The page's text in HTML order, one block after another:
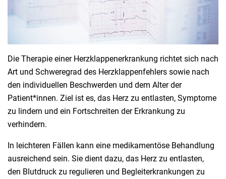
Die Therapie einer Herzklappenerkrankung richtet sich nach
Art und Schweregrad des Herzklappenfehlers sowie nach
den individuellen Beschwerden und dem Alter der
Patient*innen. Ziel ist es, das Herz zu entlasten, Symptome
zu lindern und ein Fortschreiten der Erkrankung zu
verhindern.
In leichteren Fällen kann eine medikamentöse Behandlung
ausreichend sein. Sie dient dazu, das Herz zu entlasten,
den Blutdruck zu regulieren und Begleiterkrankungen zu